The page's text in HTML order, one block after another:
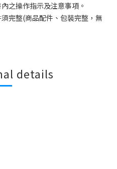
之操作指示及注意事項。
完整(商品配件、包裝完整，無
details